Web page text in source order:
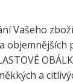
Vašeho
objemnějších
a